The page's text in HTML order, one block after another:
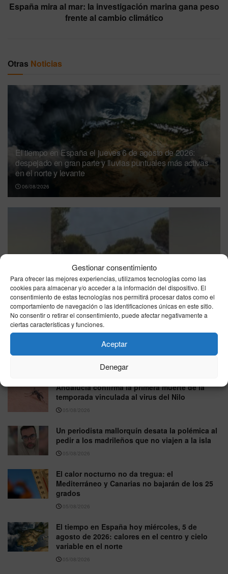
Gestionar consentimiento
Para ofrecer las mejores experiencias, utilizamos tecnologías como las
cookies para almacenar y/o acceder a la información del dispositivo. El
consentimiento de estas tecnologías nos permitirá procesar datos como el
comportamiento de navegación o las identificaciones únicas en este sitio.
No consentir o retirar el consentimiento, puede afectar negativamente a
ciertas características y funciones.
Aceptar
Denegar
España mira al mar: la investigación marina gana peso
frente al cambio climático
Otras Noticias
El tiempo en España el jueves 6 de agosto de 2026:
despejado en gran parte y lluvias puntuales más activas
en el norte y levante
06/08/2026
Multan a una pareja por mantener relaciones sexuales
mientras conducía por la A-7 en Marbella
05/08/2026
Jorge Rey y la AEMET apuntan a otro episodio
de calor en agosto, aunque todavía sin fecha
confirmada
Andalucía confirma la primera muerte de la
temporada vinculada al virus del Nilo
05/08/2026
Un periodista mallorquín desata la polémica al
pedir a los madrileños que no viajen a la isla
05/08/2026
El calor nocturno no da tregua: el
Mediterráneo y Canarias no bajarán de los 25
grados
05/08/2026
El tiempo en España hoy miércoles, 5 de
agosto de 2026: calores en el centro y cielo
variable en el norte
05/08/2026